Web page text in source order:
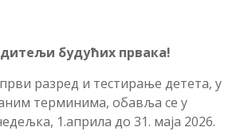
будућих првака!
разред и тестирање детета, у
терминима, обавља се у
1.априла до 31. маја 2026.